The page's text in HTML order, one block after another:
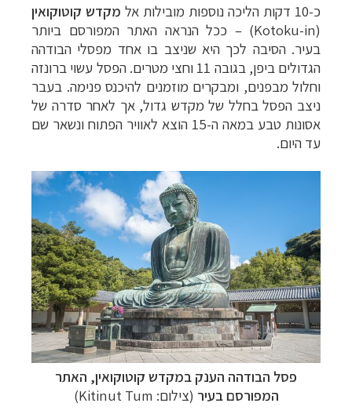
כ-10 דקות הליכה נוספות מובילות אל
מקדש קוטוקואין
(Kotoku-in) – ככל הנראה האתר המפורסם ביותר
בעיר. הסיבה לכך היא שניצב בו אחד מפסלי הבודהה
הגדולים ביפן, בגובה 11 וחצי מטרים. הפסל עשוי ברונזה
וחלול מבפנים, ומבקרים מוזמנים להיכנס פנימה. בעבר
ניצב הפסל בחלל של מקדש גדול, אך לאחר סדרה של
אסונות טבע במאה ה-15 הוצא לאוויר הפתוח ונשאר שם
עד היום.
פסל הבודהה הענק במקדש קוטוקואין, האתר
המפורסם בעיר (צילום: Kitinut Tum)